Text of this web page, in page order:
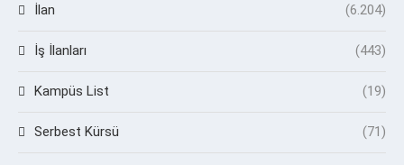
İlan (6.204)
İş İlanları (443)
Kampüs List (19)
Serbest Kürsü (71)